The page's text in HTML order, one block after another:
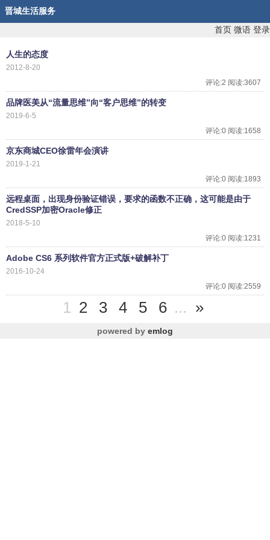
晋城生活服务
首页 微语 登录
人生的态度
2012-8-20
评论:2 阅读:3607
品牌医美从“流量思维”向“客户思维”的转变
2019-6-5
评论:0 阅读:1658
京东商城CEO徐雷年会演讲
2019-1-21
评论:0 阅读:1893
远程桌面，出现身份验证错误，要求的函数不正确，这可能是由于
CredSSP加密Oracle修正
2018-5-10
评论:0 阅读:1231
Adobe CS6 系列软件官方正式版+破解补丁
2016-10-24
评论:0 阅读:2559
1 2 3 4 5 6 ... »
powered by emlog